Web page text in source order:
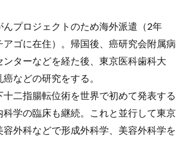
んプロジェクトのため海外派遣（2年
アゴに在住）。帰国後、癌研究会附属病
ンターなどを経た後、東京医科歯科大
などの研究をする。
十二指腸転位術を世界で初めて発表する
科学の臨床も継続。これと並行して東京
容外科などで形成外科学、美容外科学を